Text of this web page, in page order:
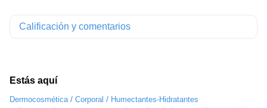
Estás aquí
Dermocosmética / Corporal / Humectantes-Hidratantes
Calificación y comentarios